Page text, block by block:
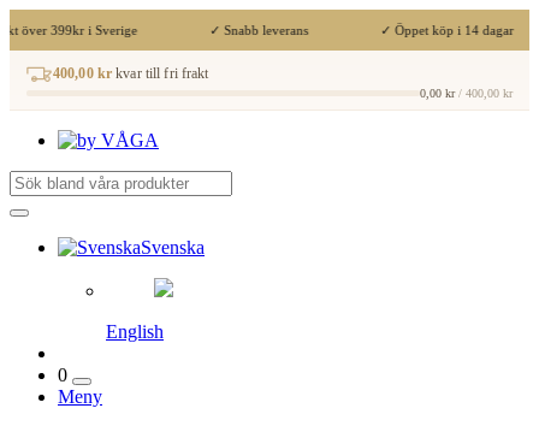
över 399kr i Sverige ✓ Snabb leverans ✓ Öppet köp i 14 dagar
400,00 kr kvar till fri frakt
0,00 kr/ 400,00 kr
Svenska
English
0
Meny